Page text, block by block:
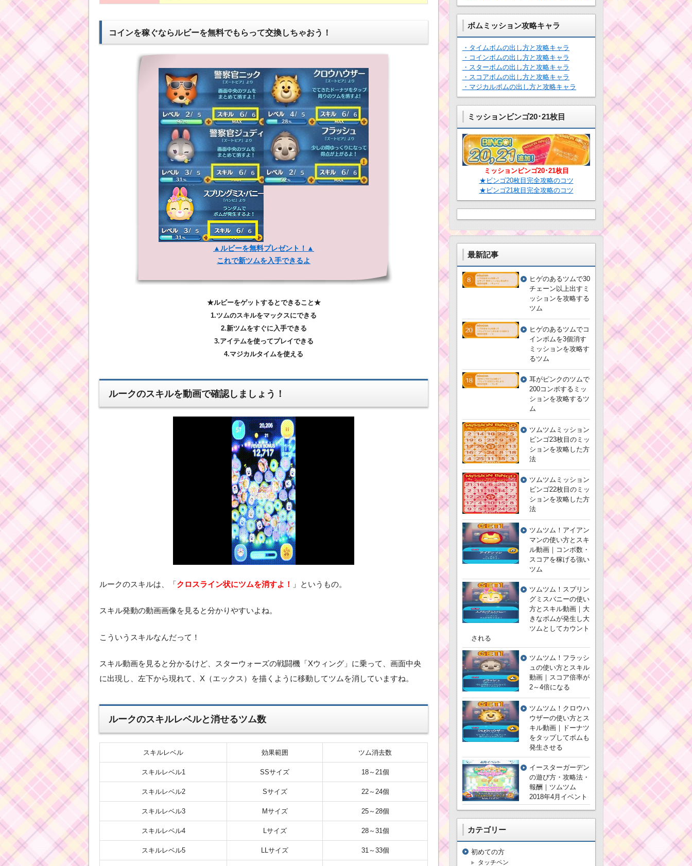
コインを稼ぐならルビーを無料でもらって交換しちゃおう！
▲ルビーを無料プレゼント！▲
これで新ツムを入手できるよ
★ルビーをゲットするとできること★
1.ツムのスキルをマックスにできる
2.新ツムをすぐに入手できる
3.アイテムを使ってプレイできる
4.マジカルタイムを使える
ルークのスキルを動画で確認しましょう！
ルークのスキルは、「クロスライン状にツムを消すよ！ 」というもの。
スキル発動の動画画像を見ると分かりやすいよね。
こういうスキルなんだって！
スキル動画を見ると分かるけど、スターウォーズの戦闘機「Xウィング」に乗って、画面中央
に出現し、左下から現れて、X（エックス）を描くように移動してツムを消していますね。
ルークのスキルレベルと消せるツム数
スキルレベル 効果範囲 ツム消去数
スキルレベル1 SSサイズ 18～21個
スキルレベル2 Sサイズ 22～24個
スキルレベル3 Mサイズ 25～28個
スキルレベル4 Lサイズ 28～31個
スキルレベル5 LLサイズ 31～33個
ボムミッション攻略キャラ
・タイムボムの出し方と攻略キャラ
・コインボムの出し方と攻略キャラ
・スターボムの出し方と攻略キャラ
・スコアボムの出し方と攻略キャラ
・マジカルボムの出し方と攻略キャラ
ミッションビンゴ20･21枚目
ミッションビンゴ20･21枚目
★ビンゴ20枚目完全攻略のコツ
★ビンゴ21枚目完全攻略のコツ
最新記事
ヒゲのあるツムで30
チェーン以上出すミ
ッションを攻略する
ツム
ヒゲのあるツムでコ
インボムを3個消す
ミッションを攻略す
るツム
耳がピンクのツムで
200コンボするミッ
ションを攻略するツ
ム
ツムツムミッション
ビンゴ23枚目のミッ
ションを攻略した方
法
ツムツムミッション
ビンゴ22枚目のミッ
ションを攻略した方
法
ツムツム！アイアン
マンの使い方とスキ
ル動画｜コンボ数・
スコアを稼げる強い
ツム
ツムツム！スプリン
グミスバニーの使い
方とスキル動画｜大
きなボムが発生し大
ツムとしてカウント
される
ツムツム！フラッシ
ュの使い方とスキル
動画｜スコア倍率が
2～4倍になる
ツムツム！クロウハ
ウザーの使い方とス
キル動画｜ドーナツ
をタップしてボムも
発生させる
イースターガーデン
の遊び方・攻略法・
報酬｜ツムツム
2018年4月イベント
カテゴリー
初めての方
タッチペン